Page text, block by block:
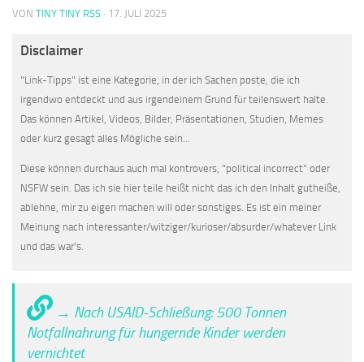
VON TINY TINY RSS · 17. JULI 2025
Disclaimer
"Link-Tipps" ist eine Kategorie, in der ich Sachen poste, die ich
irgendwo entdeckt und aus irgendeinem Grund für teilenswert halte.
Das können Artikel, Videos, Bilder, Präsentationen, Studien, Memes
oder kurz gesagt alles Mögliche sein...
Diese können durchaus auch mal kontrovers, "political incorrect" oder
NSFW sein. Das ich sie hier teile heißt nicht das ich den Inhalt gutheiße,
ablehne, mir zu eigen machen will oder sonstiges. Es ist ein meiner
Meinung nach interessanter/witziger/kurioser/absurder/whatever Link
und das war's.
→ Nach USAID-Schließung: 500 Tonnen
Notfallnahrung für hungernde Kinder werden
vernichtet